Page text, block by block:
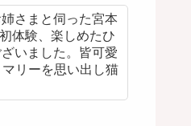
さまと伺った宮本
体験、楽しめたひ
いました。皆可愛
リーを思い出し猫